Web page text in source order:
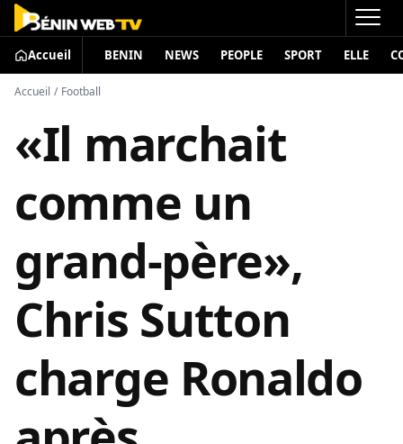
Accueil BENIN NEWS PEOPLE SPORT ELLE
Accueil / Football
«Il marchait
comme un
grand-père»,
Chris Sutton
charge Ronaldo